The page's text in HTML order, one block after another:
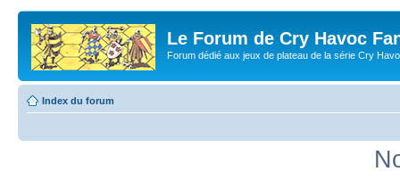
Le Forum de Cry Havoc
Forum dédié aux jeux de plateau de la série Cry
Index du forum